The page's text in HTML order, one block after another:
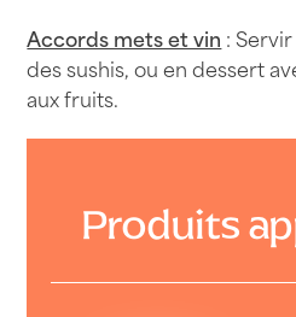
Accords mets et vin :
des sushis, ou en dessert
aux fruits.
Produits